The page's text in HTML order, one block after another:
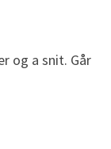
og a snit. Går